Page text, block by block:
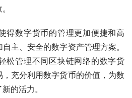
得数字货币的管理更加便捷和高
主、安全的数字资产管理方案。
松管理不同区块链网络的数字货
充分利用数字货币的价值，为数
的活力。